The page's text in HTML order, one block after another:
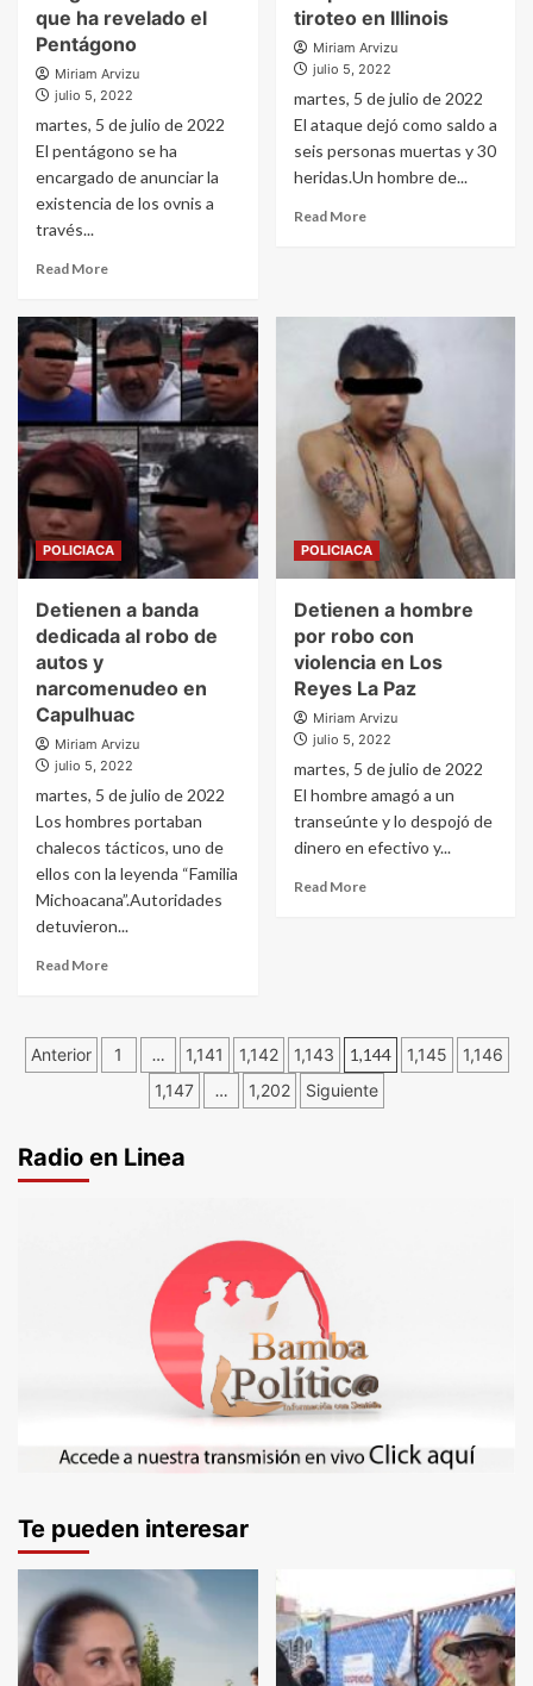
que ha revelado el
Pentágono
Miriam Arvizu
julio 5, 2022
martes, 5 de julio de 2022
El pentágono se ha
encargado de anunciar la
existencia de los ovnis a
través...
Read More
tiroteo en Illinois
Miriam Arvizu
julio 5, 2022
martes, 5 de julio de 2022
El ataque dejó como saldo a
seis personas muertas y 30
heridas.Un hombre de...
Read More
POLICIACA
Detienen a banda
dedicada al robo de
autos y
narcomenudeo en
Capulhuac
Miriam Arvizu
julio 5, 2022
martes, 5 de julio de 2022
Los hombres portaban
chalecos tácticos, uno de
ellos con la leyenda “Familia
Michoacana”.Autoridades
detuvieron...
Read More
POLICIACA
Detienen a hombre
por robo con
violencia en Los
Reyes La Paz
Miriam Arvizu
julio 5, 2022
martes, 5 de julio de 2022
El hombre amagó a un
transeúnte y lo despojó de
dinero en efectivo y...
Read More
Paginación
Anterior 1 … 1,141 1,142 1,143 1,144 1,145
1,146
1,147
… 1,202 Siguiente
Radio en Linea
Te pueden interesar